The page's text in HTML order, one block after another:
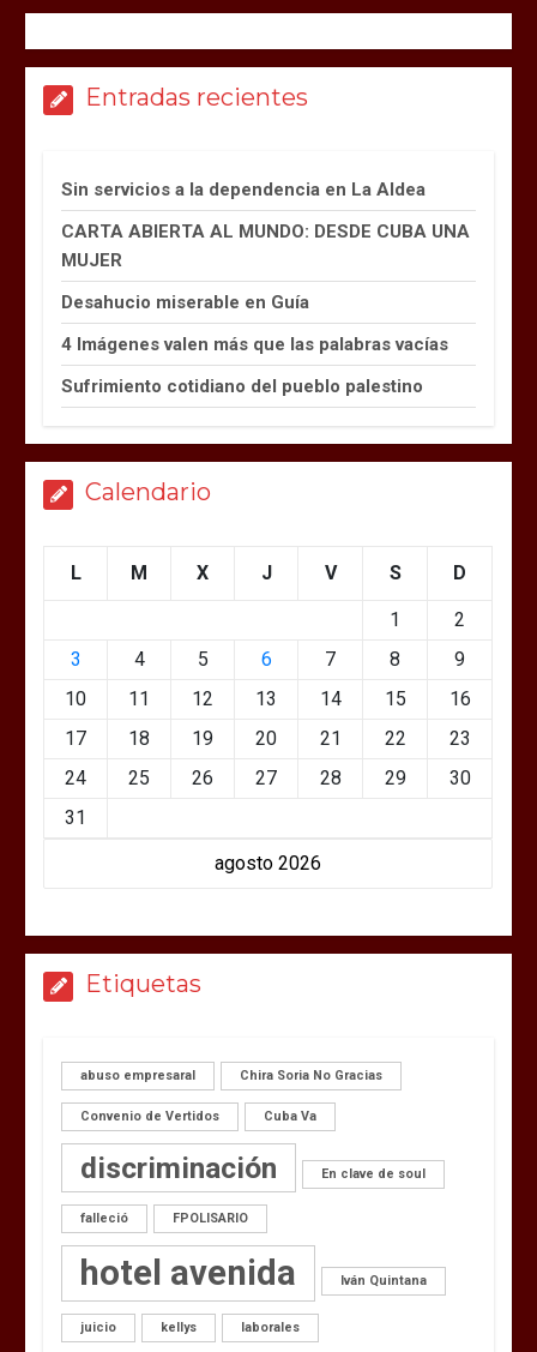
Entradas recientes
Sin servicios a la dependencia en La Aldea
CARTA ABIERTA AL MUNDO: DESDE CUBA UNA
MUJER
Desahucio miserable en Guía
4 Imágenes valen más que las palabras vacías
Sufrimiento cotidiano del pueblo palestino
Calendario
agosto 2026
L M X J V S D
1
2
3
4 5 6 7 8
9
10
11 12 13 14 15
16
17
18 19 20 21 22
23
24
25 26 27 28 29
30
31
Etiquetas
abuso empresaral Chira Soria No Gracias
Convenio de Vertidos Cuba Va
discriminación En clave de soul
falleció FPOLISARIO
hotel avenida Iván Quintana
juicio kellys laborales